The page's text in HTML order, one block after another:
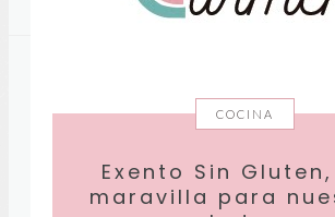
COCINA
Exento Sin
maravilla para